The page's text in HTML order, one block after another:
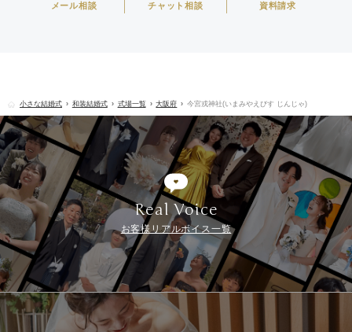
メール相談 チャット相談 資料請求
小さな結婚式 和装結婚式 式場一覧 大阪府 今宮戎神社(いまみやえびす じんじゃ)
Real Voice
お客様リアルボイス一覧